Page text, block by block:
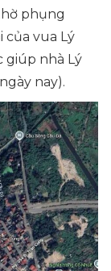
phụng
của vua Lý
giúp nhà Lý
nay).